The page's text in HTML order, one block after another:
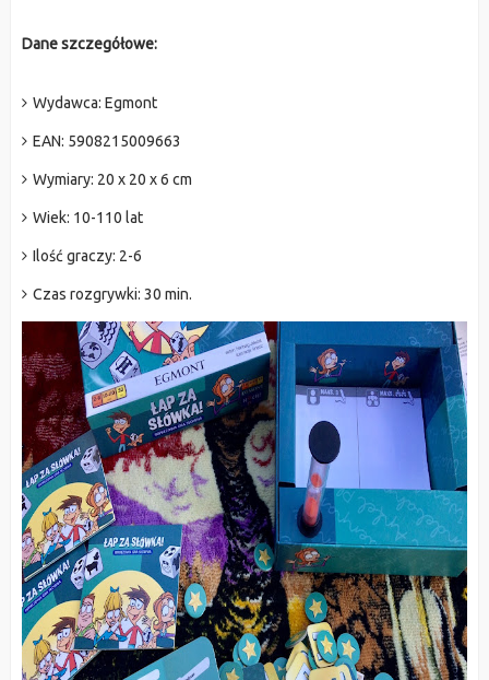
Dane szczegółowe:
Wydawca: Egmont
EAN: 5908215009663
Wymiary: 20 x 20 x 6 cm
Wiek: 10-110 lat
Ilość graczy: 2-6
Czas rozgrywki: 30 min.